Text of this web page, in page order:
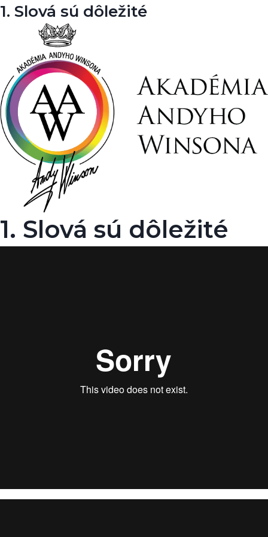
1. Slová sú dôležité
1. Slová sú dôležité